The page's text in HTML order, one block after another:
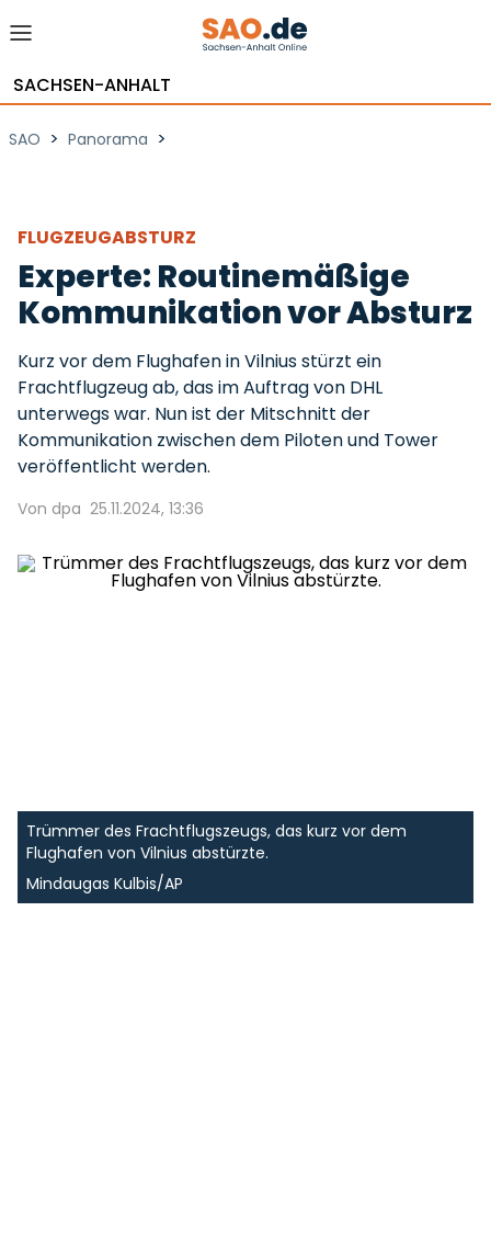
SACHSEN-ANHALT
SAO > Panorama >
FLUGZEUGABSTURZ
Experte: Routinemäßige
Kommunikation vor Absturz
Kurz vor dem Flughafen in Vilnius stürzt ein
Frachtflugzeug ab, das im Auftrag von DHL
unterwegs war. Nun ist der Mitschnitt der
Kommunikation zwischen dem Piloten und Tower
veröffentlicht werden.
Von dpa 25.11.2024, 13:36
Trümmer des Frachtflugszeugs, das kurz vor dem
Flughafen von Vilnius abstürzte.
Mindaugas Kulbis/AP